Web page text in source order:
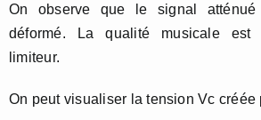
On observe que le signal
déformé. La qualité musicale est
limiteur.
On peut visualiser la tension Vc créée